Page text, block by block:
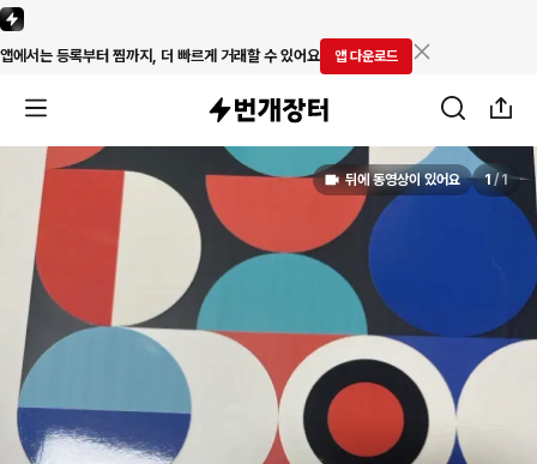
앱에서는 등록부터 찜까지, 더 빠르게 거래할 수 있어요 앱 다운로드
뒤에 동영상이 있어요 1/ 1